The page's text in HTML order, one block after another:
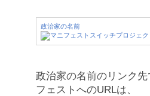
政治家の名前
政治家の名前のリンク
フェストへのURLは、